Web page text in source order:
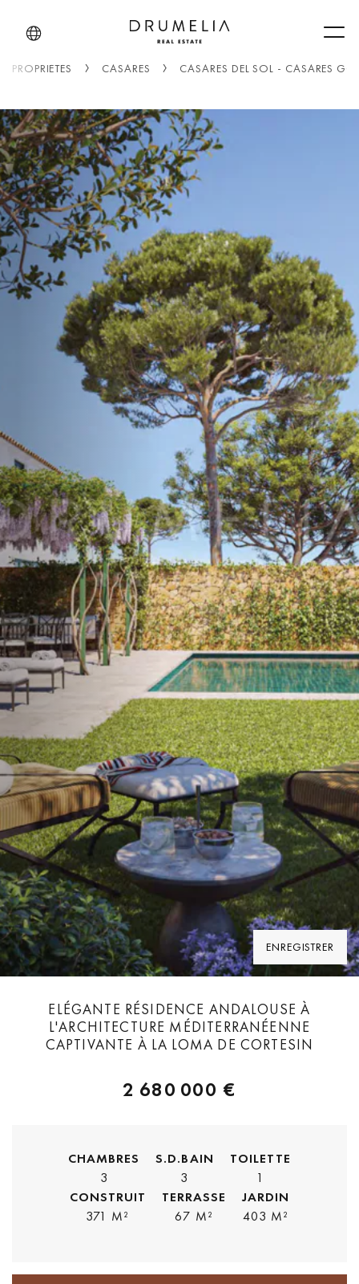
PROPRIÉTÉS CASARES CASARES DEL SOL - CASARES
ENREGISTRER
ELÉGANTE RÉSIDENCE ANDALOUSE À
L'ARCHITECTURE MÉDITERRANÉENNE
CAPTIVANTE À LA LOMA DE CORTESIN
2 680 000 €
CHAMBRES
3
S.D.BAIN
3
TOILETTE
1
CONSTRUIT
371 M²
TERRASSE
67 M²
JARDIN
403 M²